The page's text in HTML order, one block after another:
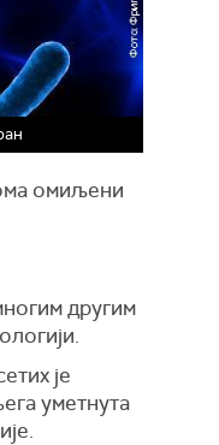
омиљени
другим
је
уметнута